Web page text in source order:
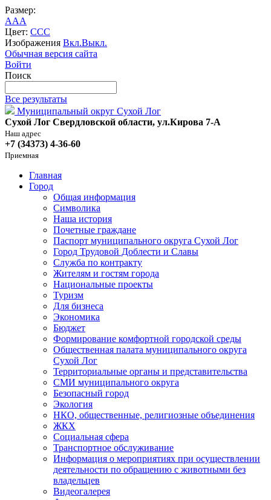
Размер:
AAA
Цвет: CCC
Изображения Вкл.Выкл.
Обычная версия сайта
Войти
Поиск
Все результаты
Муниципальный округ Сухой Лог
Сухой Лог Свердловской области, ул.Кирова 7-А
Наш адрес
+7 (34373) 4-36-60
Приемная
Главная
Город
Общая информация
Символика
Наша история
Почетные граждане
Паспорт муниципального округа Сухой Лог
Город Трудовой Доблести и Славы
Служба по контракту
Жителям и гостям города
Национальные проекты
Туризм
Для бизнеса
Экономика
Бюджет
Формирование комфортной городской среды
Общественная палата муниципального округа
Сухой Лог
Территориальные органы и представительства
СМИ муниципального округа
Безопасный город
Экология
НКО, общественные, религиозные объединения
ЖКХ
Социальная сфера
Транспортное обслуживание
Информация о мероприятиях при осуществлении
деятельности по обращению с животными без
владельцев
Видеогалерея